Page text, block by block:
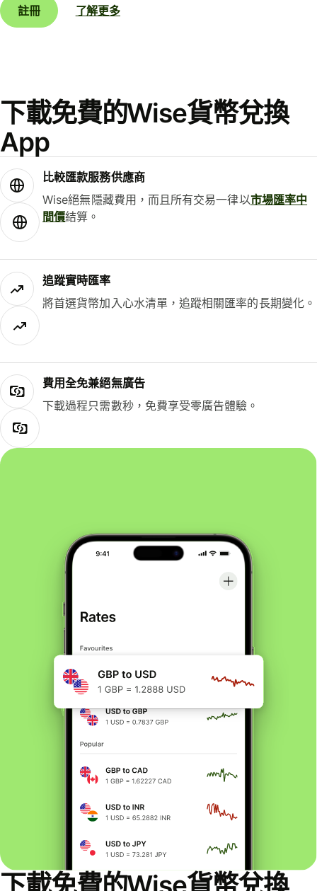
註冊
了解更多
下載免費的Wise貨幣兌換
App
比較匯款服務供應商
Wise絕無隱藏費用，而且所有交易一律以市場匯率中
間價結算。
追蹤實時匯率
將首選貨幣加入心水清單，追蹤相關匯率的長期變化。
費用全免兼絕無廣告
下載過程只需數秒，免費享受零廣告體驗。